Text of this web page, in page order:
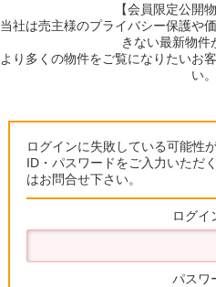
【会員限定公開
当社は売主様のプライバシー保護や
きない最新物件
より多くの物件をご覧になりたいお
い。
ログインに失敗している可能性
ID・パスワードをご入力いただ
はお問合せ下さい。
ログイ
パスワ